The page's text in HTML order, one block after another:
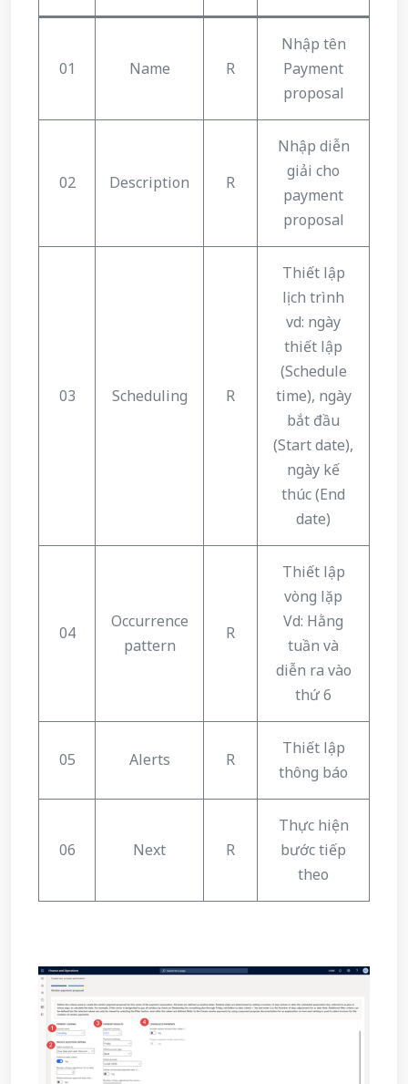
01 Name R
Nhập tên
Payment
proposal
02 Description R
Nhập diễn
giải cho
payment
proposal
03 Scheduling R
Thiết lập
lịch trình
vd: ngày
thiết lập
(Schedule
time), ngày
bắt đầu
(Start date),
ngày kế
thúc (End
date)
04
Occurrence
pattern
R
Thiết lập
vòng lặp
Vd: Hằng
tuần và
diễn ra vào
thứ 6
05 Alerts R
Thiết lập
thông báo
06 Next R
Thực hiện
bước tiếp
theo